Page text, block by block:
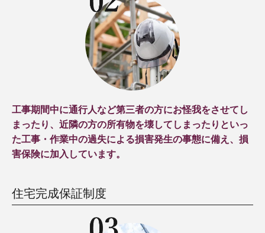
工事期間中に通行人など第三者の方にお怪我をさせてし
まったり、近隣の方の所有物を壊してしまったりといっ
た工事・作業中の過失による損害発生の事態に備え、損
害保険に加入しています。
住宅完成保証制度